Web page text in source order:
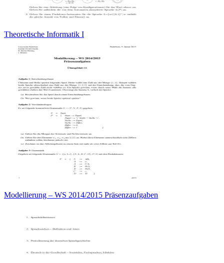
Theoretische Informatik I
Modellierung – WS 2014/2015 Präsenzaufgaben